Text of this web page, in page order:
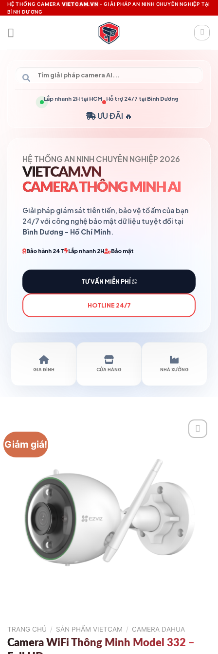
Skip
to
content
HỆ THỐNG CAMERA VIETCAM.VN - GIẢI PHÁP AN NINH CHUYÊN NGHIỆP TẠI
BÌNH DƯƠNG
Lắp nhanh 2H tại HCM Hỗ trợ 24/7 tại Bình Dương
ƯU ĐÃI 🔥
HỆ THỐNG AN NINH CHUYÊN NGHIỆP 2026
VIETCAM.VN
CAMERA THÔNG MINH AI
Giải pháp giám sát tiên tiến, bảo vệ tổ ấm của bạn
24/7 với công nghệ bảo mật dữ liệu tuyệt đối tại
Bình Dương - Hồ Chí Minh.
Bảo hành 24T Lắp nhanh 2H Bảo mật
TƯ VẤN MIỄN PHÍ
HOTLINE 24/7
GIA ĐÌNH CỬA HÀNG NHÀ XƯỞNG
Giảm giá!
TRANG CHỦ / SẢN PHẨM VIETCAM / CAMERA DAHUA
Camera WiFi Thông Minh Model 332 –